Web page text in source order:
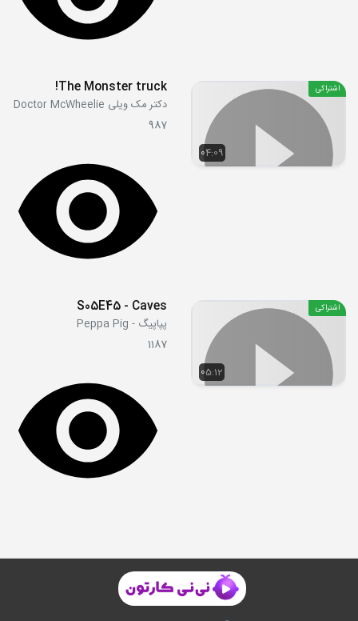
04:09
اشتراکی The Monster truck!
دکتر مک ویلی Doctor McWheelie
987
05:12
اشتراکی S05E45 - Caves
پپاپیگ - Peppa Pig
1187